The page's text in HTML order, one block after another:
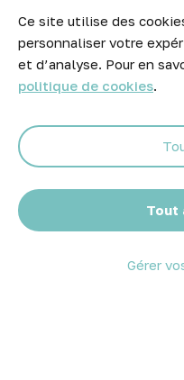
Ce site utilise des
personnaliser votre
et d’analyse. Pour en
politique de cookies.
Tout
Gérer
Ne manquez aucune
prix et
© 2026 Atelier